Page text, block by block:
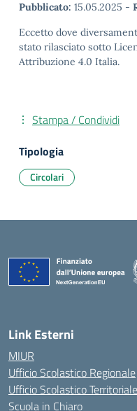
Pubblicato: 15.05.2025 -
Eccetto dove
stato rilasciato sotto
Attribuzione 4.0 Italia.
Stampa / Condividi
Tipologia
Circolari
Link Esterni
MIUR
Ufficio Scolastico Regionale
Ufficio Scolastico Territoriale
Scuola in Chiaro